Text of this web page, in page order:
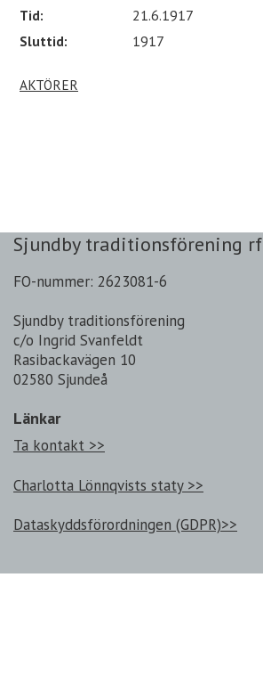
Tid:
21.6.1917
Sluttid:
1917
AKTÖRER
Sjundby traditionsförening rf
FO-nummer: 2623081-6
Sjundby traditionsförening
c/o Ingrid Svanfeldt
Rasibackavägen 10
02580 Sjundeå
Länkar
Ta kontakt >>
Charlotta Lönnqvists staty >>
Dataskyddsförordningen (GDPR)>>